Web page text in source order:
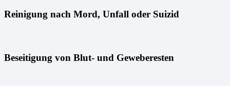
Reinigung nach Mord, Unfall oder Suizid
Beseitigung von Blut- und Geweberesten